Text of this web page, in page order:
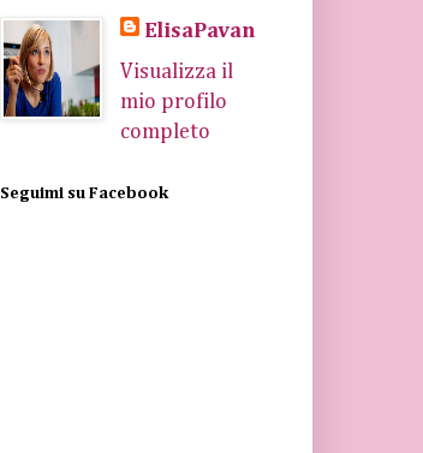
ElisaPavan
Visualizza il
mio profilo
completo
Seguimi su Facebook